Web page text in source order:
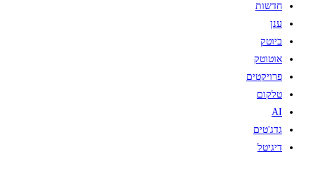
חדשות
ענן
ביוטק
אוטוטק
פרויקטים
טלקום
AI
גדג'טים
דיגיטל